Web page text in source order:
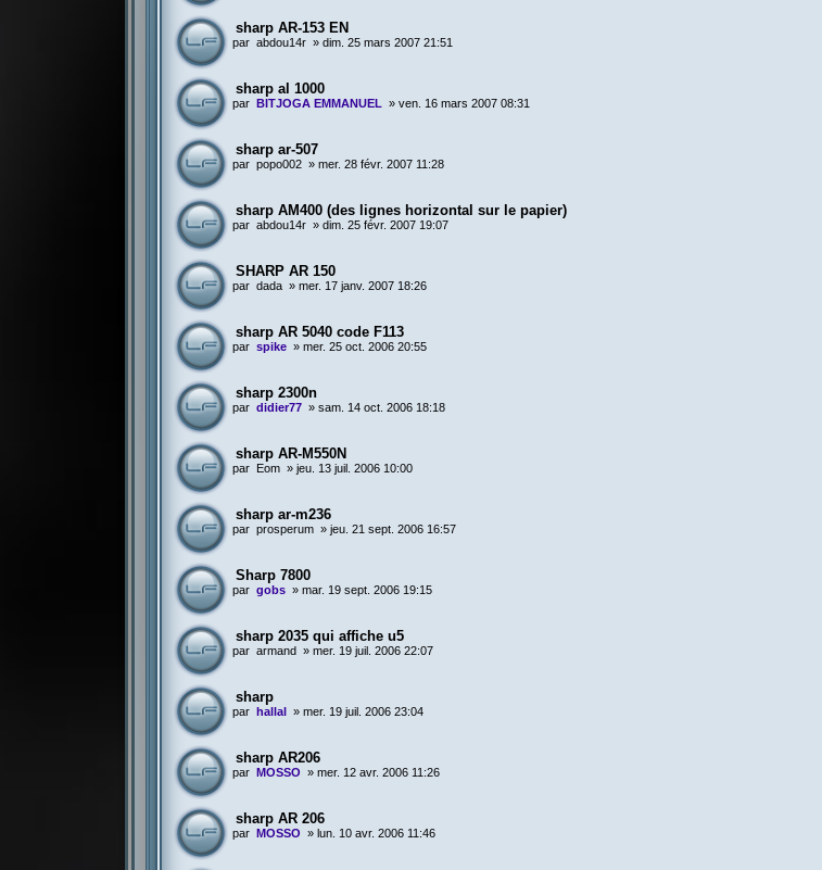
sharp AR-153 EN
par abdou14r »dim. 25 mars 2007 21:51
sharp al 1000
par BITJOGA EMMANUEL »ven. 16 mars 2007 08:31
sharp ar-507
par popo002 »mer. 28 févr. 2007 11:28
sharp AM400 (des lignes horizontal sur le papier)
par abdou14r »dim. 25 févr. 2007 19:07
SHARP AR 150
par dada »mer. 17 janv. 2007 18:26
sharp AR 5040 code F113
par spike »mer. 25 oct. 2006 20:55
sharp 2300n
par didier77 »sam. 14 oct. 2006 18:18
sharp AR-M550N
par Eom »jeu. 13 juil. 2006 10:00
sharp ar-m236
par prosperum »jeu. 21 sept. 2006 16:57
Sharp 7800
par gobs »mar. 19 sept. 2006 19:15
sharp 2035 qui affiche u5
par armand »mer. 19 juil. 2006 22:07
sharp
par hallal »mer. 19 juil. 2006 23:04
sharp AR206
par MOSSO »mer. 12 avr. 2006 11:26
sharp AR 206
par MOSSO » lun. 10 avr. 2006 11:46